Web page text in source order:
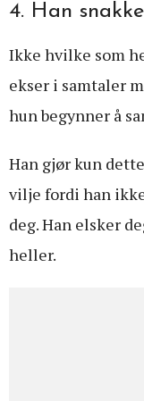
4. Han
Ikke hvilke som
ekser i samtaler
hun begynner å
Han gjør kun
vilje fordi han
deg. Han elsker
heller.